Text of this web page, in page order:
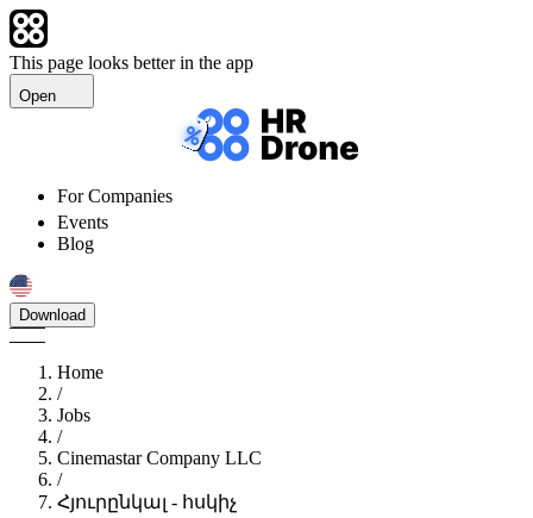
This page looks better in the app
Open
For Companies
Events
Blog
Download
Home
/
Jobs
/
Cinemastar Company LLC
/
Հյուրընկալ - հսկիչ